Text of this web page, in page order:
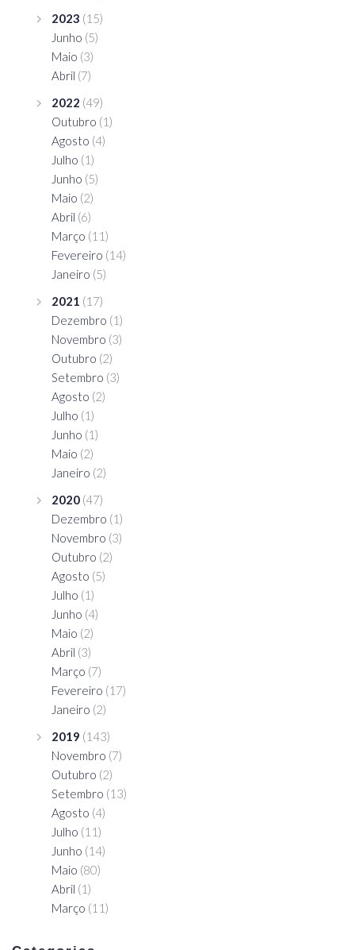
2023 (15)
Junho (5)
Maio (3)
Abril (7)
2022 (49)
Outubro (1)
Agosto (4)
Julho (1)
Junho (5)
Maio (2)
Abril (6)
Março (11)
Fevereiro (14)
Janeiro (5)
2021 (17)
Dezembro (1)
Novembro (3)
Outubro (2)
Setembro (3)
Agosto (2)
Julho (1)
Junho (1)
Maio (2)
Janeiro (2)
2020 (47)
Dezembro (1)
Novembro (3)
Outubro (2)
Agosto (5)
Julho (1)
Junho (4)
Maio (2)
Abril (3)
Março (7)
Fevereiro (17)
Janeiro (2)
2019 (143)
Novembro (7)
Outubro (2)
Setembro (13)
Agosto (4)
Julho (11)
Junho (14)
Maio (80)
Abril (1)
Março (11)